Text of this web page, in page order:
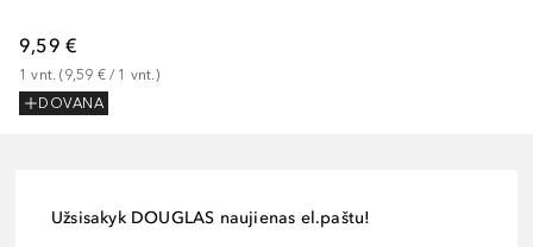
9,59 €
1 vnt. (9,59 € / 1 vnt.)
DOVANA
Užsisakyk DOUGLAS naujienas el.paštu!